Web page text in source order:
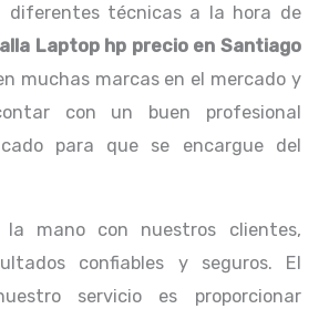
diferentes técnicas a la hora de
Laptophp precio en Santiago
muchas marcas en el mercado y
con un buen profesional
para que se encargue del
la mano con nuestros clientes,
confiables y seguros. El
servicio es proporcionar